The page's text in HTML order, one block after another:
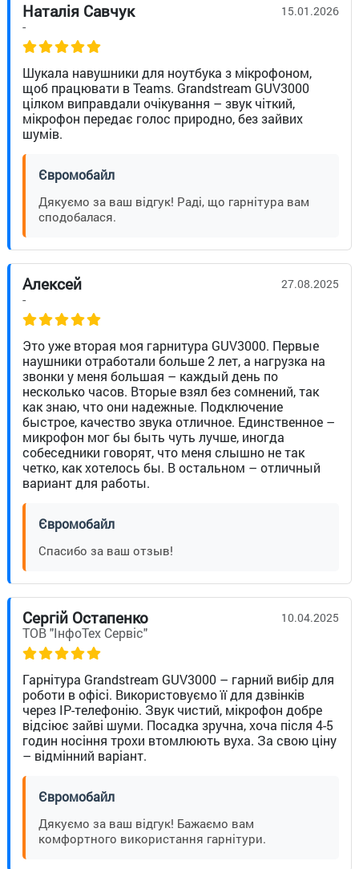
Наталія Савчук
-
15.01.2026
Шукала навушники для ноутбука з мікрофоном,
щоб працювати в Teams. Grandstream GUV3000
цілком виправдали очікування – звук чіткий,
мікрофон передає голос природно, без зайвих
шумів.
Євромобайл
Дякуємо за ваш відгук! Раді, що гарнітура вам
сподобалася.
Алексей
-
27.08.2025
Это уже вторая моя гарнитура GUV3000. Первые
наушники отработали больше 2 лет, а нагрузка на
звонки у меня большая – каждый день по
несколько часов. Вторые взял без сомнений, так
как знаю, что они надежные. Подключение
быстрое, качество звука отличное. Единственное –
микрофон мог бы быть чуть лучше, иногда
собеседники говорят, что меня слышно не так
четко, как хотелось бы. В остальном – отличный
вариант для работы.
Євромобайл
Спасибо за ваш отзыв!
Сергій Остапенко
ТОВ "ІнфоТех Сервіс"
10.04.2025
Гарнітура Grandstream GUV3000 – гарний вибір для
роботи в офісі. Використовуємо її для дзвінків
через IP-телефонію. Звук чистий, мікрофон добре
відсіює зайві шуми. Посадка зручна, хоча після 4-5
годин носіння трохи втомлюють вуха. За свою ціну
– відмінний варіант.
Євромобайл
Дякуємо за ваш відгук! Бажаємо вам
комфортного використання гарнітури.